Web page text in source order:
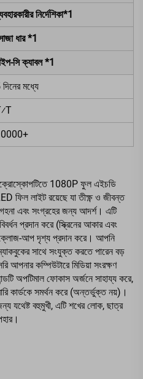
নির্দেশিকা*1
ধার *1
সি ক্যাবল *1
মধ্যে
1080P ফুল এইচডি
ফিল লাইট রয়েছে যা তীক্ষ্ণ ও জীবন্ত
এবং সংগ্রহের জন্য আদর্শ। এটি
প্রদান করে (স্ক্রিনের আকার এবং
ক্লোজ-আপ দৃশ্য প্রদান করে। আপনি
সাথে সংযুক্ত করতে পারেন বড়
আপনার কম্পিউটারে মিডিয়া সংরক্ষণ
অপটিমাল ফোকাস অর্জনে সাহায্য করে,
কার্ডকে সমর্থন করে (অন্তর্ভুক্ত নয়)।
যথেষ্ট বহুমুখী, এটি শখের লোক, ছাত্র